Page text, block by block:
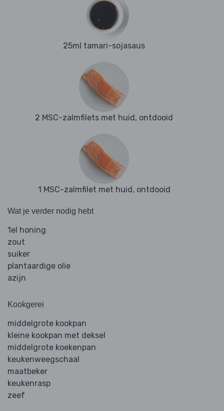
25ml tamari-sojasaus
2 MSC-zalmfilets met huid, ontdooid
1 MSC-zalmfilet met huid, ontdooid
Wat je verder nodig hebt
1el honing
zout
suiker
plantaardige olie
azijn
Kookgerei
middelgrote kookpan
kleine kookpan met deksel
middelgrote koekenpan
keukenweegschaal
maatbeker
keukenrasp
zeef